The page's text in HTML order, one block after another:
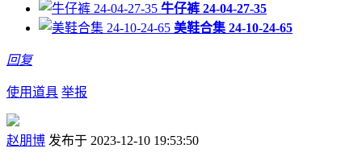
牛仔裤 24-04-27-35
美鞋合集 24-10-24-65
回复
使用道具 举报
赵朋博 发布于 2023-12-10 19:53:50